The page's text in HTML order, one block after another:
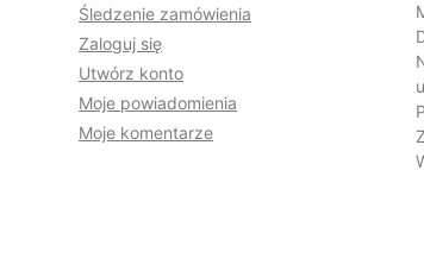
Śledzenie zamówienia
Zaloguj się
Utwórz konto
Moje powiadomienia
Moje komentarze